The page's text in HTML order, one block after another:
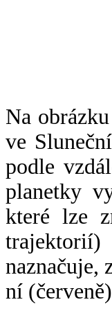
Na
ve
podle
planetky
které lze
trajektorií)
naznačuje,
ní